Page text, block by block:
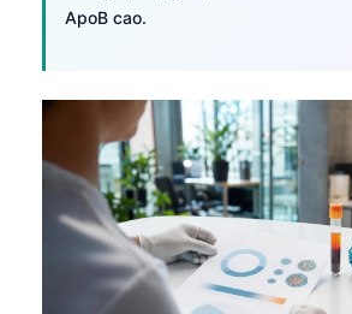
ApoB cao.